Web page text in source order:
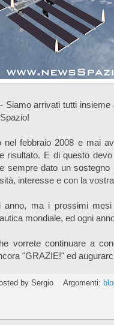
Siamo arrivati tutti insieme
nel febbraio 2008 e mai
risultato. E di questo
sempre dato un
interesse e con la
anno, ma i prossimi
mondiale, ed ogni
vorrete continuare a
"GRAZIE!" ed
by Sergio Argomenti: